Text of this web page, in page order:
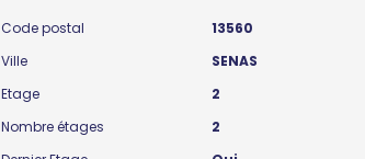
Code postal
13560
Ville
SENAS
Etage
2
Nombre étages
2